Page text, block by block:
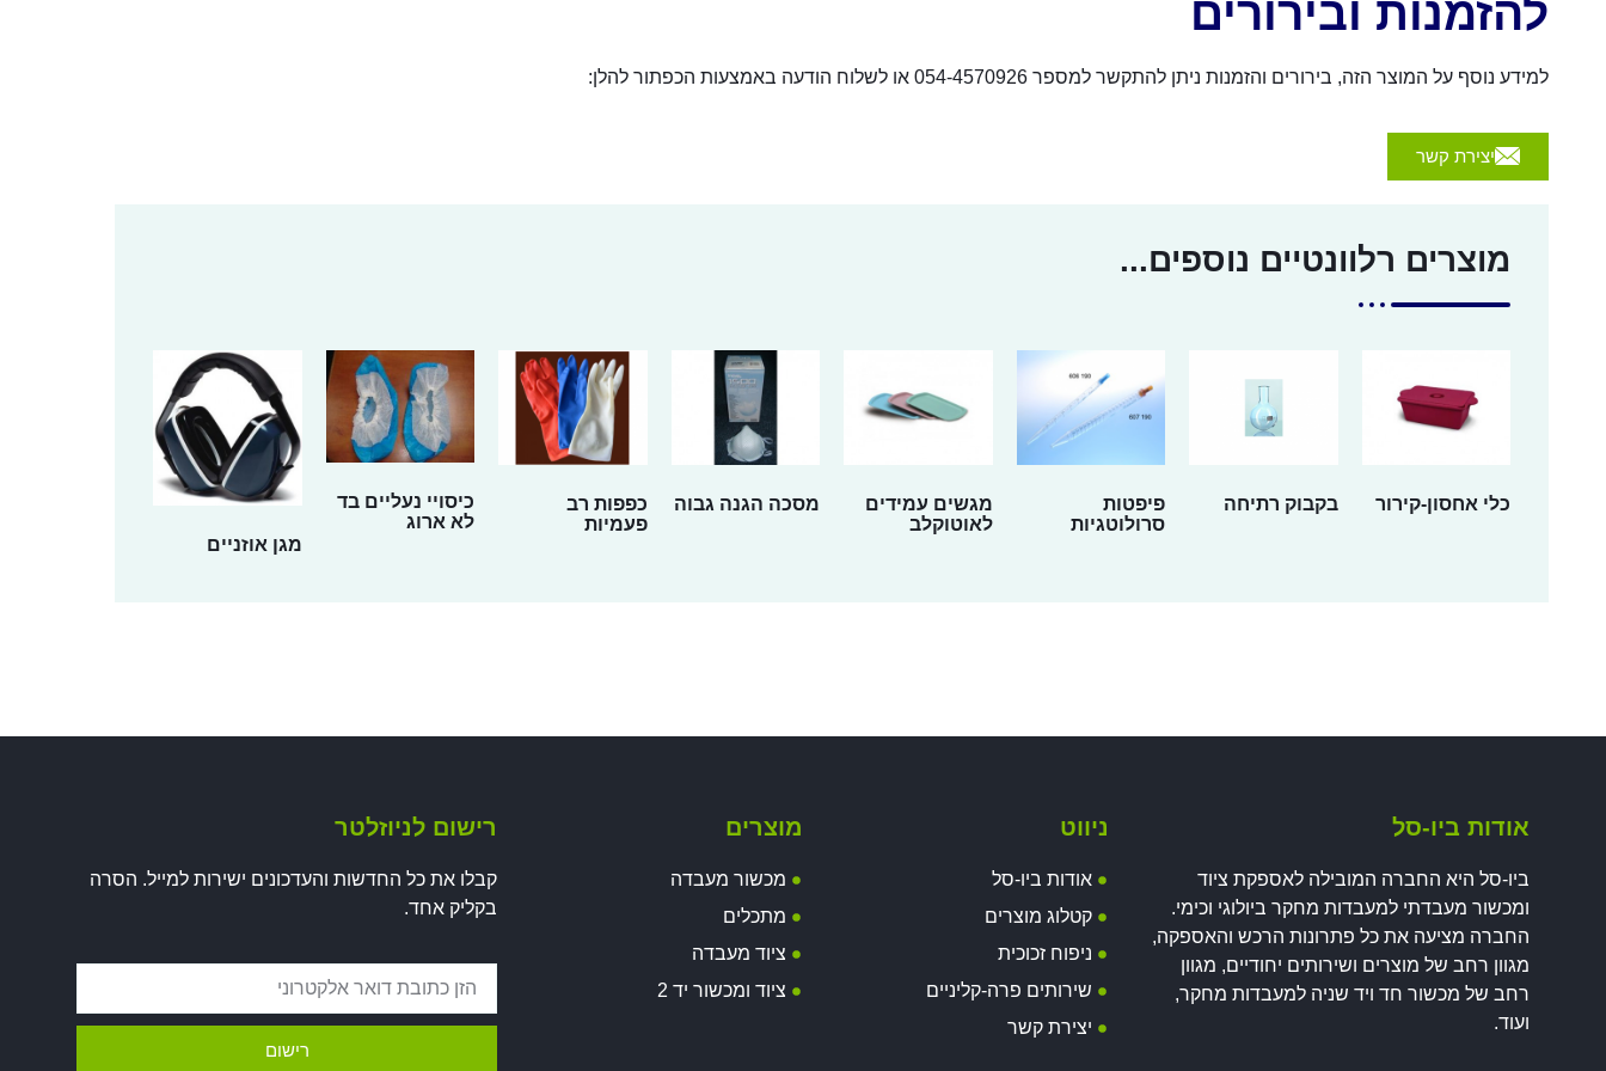
להזמנות ובירורים
למידע נוסף על המוצר הזה, בירורים והזמנות ניתן להתקשר למספר 054-4570926 או לשלוח הודעה באמצעות הכפתור להלן:
יצירת קשר
מוצרים רלוונטיים נוספים...
כלי אחסון-קירור בקבוק רתיחה
פיפטות
סרולוטגיות
מגשים עמידים
לאוטוקלב
מסכה הגנה גבוה
כפפות רב
פעמיות
כיסויי נעליים בד
לא ארוג
מגן אוזניים
אודות ביו-סל
ביו-סל היא החברה המובילה לאספקת ציוד
ומכשור מעבדתי למעבדות מחקר ביולוגי וכימי.
החברה מציעה את כל פתרונות הרכש והאספקה,
מגוון רחב של מוצרים ושירותים יחודיים, מגוון
רחב של מכשור חד ויד שניה למעבדות מחקר,
ועוד.
ניווט
אודות ביו-סל
קטלוג מוצרים
ניפוח זכוכית
שירותים פרה-קליניים
יצירת קשר
מוצרים
מכשור מעבדה
מתכלים
ציוד מעבדה
ציוד ומכשור יד 2
רישום לניוזלטר
קבלו את כל החדשות והעדכונים ישירות למייל. הסרה
בקליק אחד.
רישום